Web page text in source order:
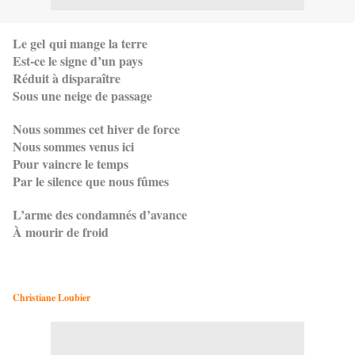
Le gel qui mange la terre
Est-ce le signe d’un pays
Réduit à disparaître
Sous une neige de passage
Nous sommes cet hiver de force
Nous sommes venus ici
Pour vaincre le temps
Par le silence que nous fûmes
L’arme des condamnés d’avance
À mourir de froid
Christiane Loubier